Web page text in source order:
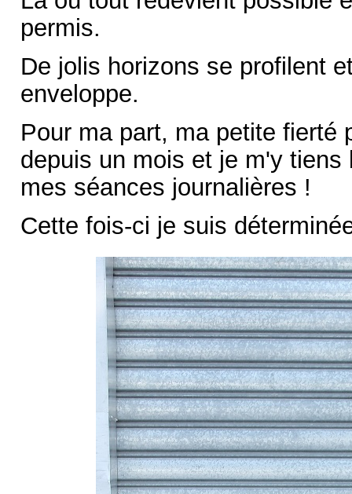
permis.
De jolis horizons se profilent
enveloppe.
Pour ma part, ma petite fierté
depuis un mois et je m'y
mes séances journalières !
Cette fois-ci je suis